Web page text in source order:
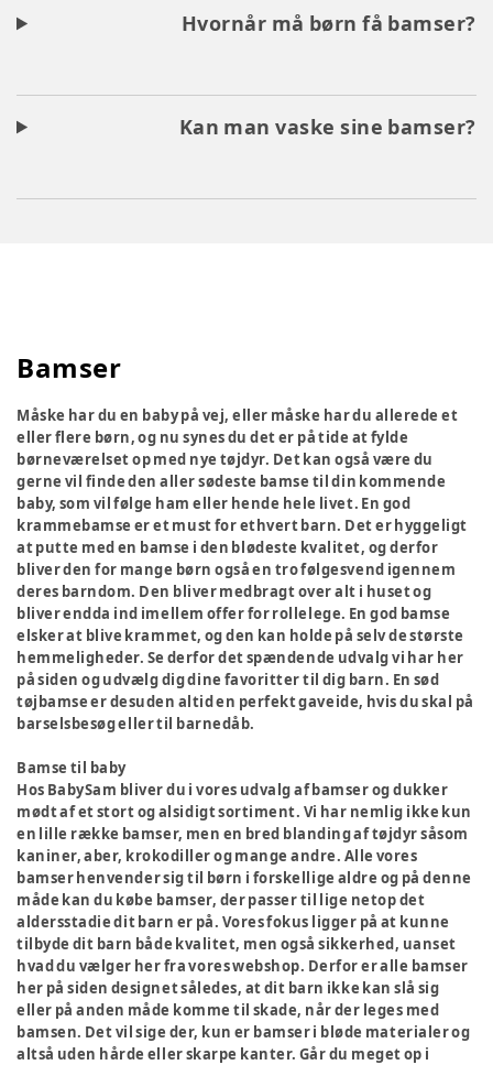
Hvornår må børn få bamser?
Kan man vaske sine bamser?
Bamser
Måske har du en baby på vej, eller måske har du allerede et
eller flere børn, og nu synes du det er på tide at fylde
børneværelset op med nye tøjdyr. Det kan også være du
gerne vil finde den aller sødeste bamse til din kommende
baby, som vil følge ham eller hende hele livet. En god
krammebamse er et must for ethvert barn. Det er hyggeligt
at putte med en bamse i den blødeste kvalitet, og derfor
bliver den for mange børn også en tro følgesvend igennem
deres barndom. Den bliver medbragt over alt i huset og
bliver endda ind imellem offer for rollelege. En god bamse
elsker at blive krammet, og den kan holde på selv de største
hemmeligheder. Se derfor det spændende udvalg vi har her
på siden og udvælg dig dine favoritter til dig barn. En sød
tøjbamse er desuden altid en perfekt gaveide, hvis du skal på
barselsbesøg eller til barnedåb.
Bamse til baby
Hos BabySam bliver du i vores udvalg af bamser og dukker
mødt af et stort og alsidigt sortiment. Vi har nemlig ikke kun
en lille række bamser, men en bred blanding af tøjdyr såsom
kaniner, aber, krokodiller og mange andre. Alle vores
bamser henvender sig til børn i forskellige aldre og på denne
måde kan du købe bamser, der passer til lige netop det
aldersstadie dit barn er på. Vores fokus ligger på at kunne
tilbyde dit barn både kvalitet, men også sikkerhed, uanset
hvad du vælger her fra vores webshop. Derfor er alle bamser
her på siden designet således, at dit barn ikke kan slå sig
eller på anden måde komme til skade, når der leges med
bamsen. Det vil sige der, kun er bamser i bløde materialer og
altså uden hårde eller skarpe kanter. Går du meget op i